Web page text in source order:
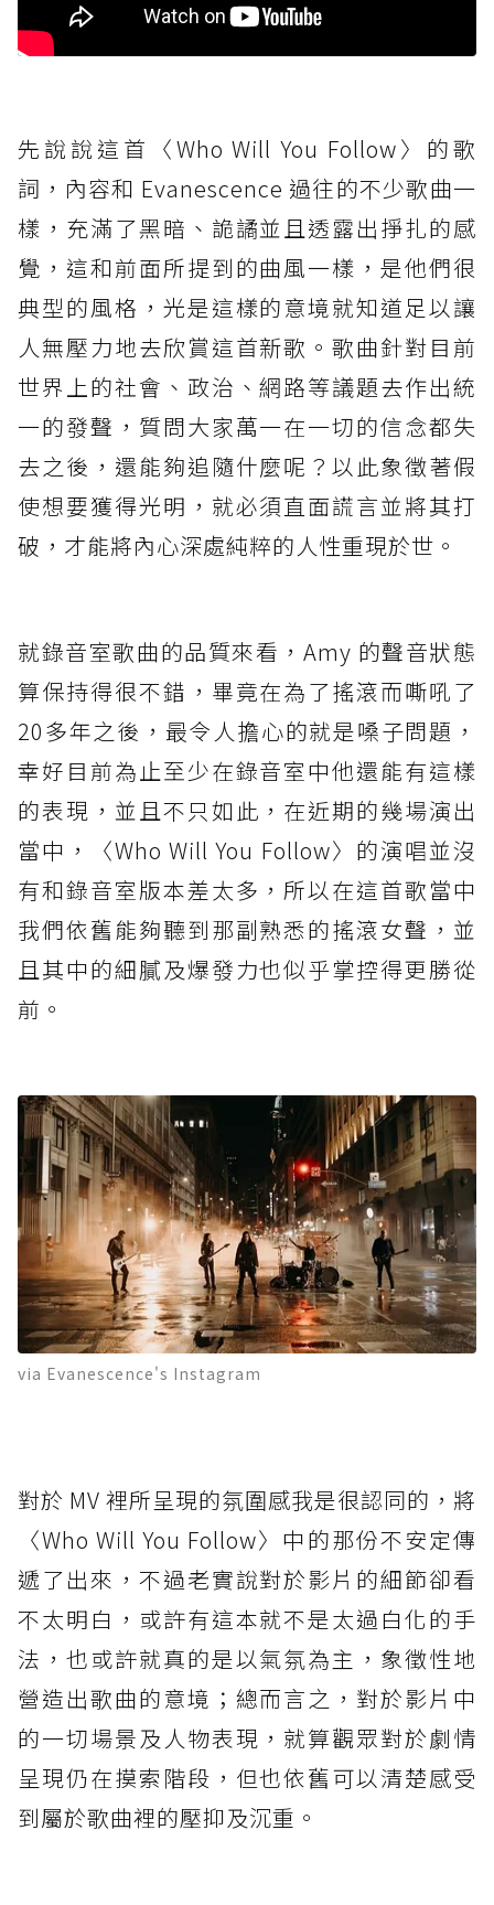
先說說這首〈Who Will You Follow〉的歌
詞，內容和 Evanescence 過往的不少歌曲一
樣，充滿了黑暗、詭譎並且透露出掙扎的感
覺，這和前面所提到的曲風一樣，是他們很
典型的風格，光是這樣的意境就知道足以讓
人無壓力地去欣賞這首新歌。歌曲針對目前
世界上的社會、政治、網路等議題去作出統
一的發聲，質問大家萬一在一切的信念都失
去之後，還能夠追隨什麼呢？以此象徵著假
使想要獲得光明，就必須直面謊言並將其打
破，才能將內心深處純粹的人性重現於世。
就錄音室歌曲的品質來看，Amy 的聲音狀態
算保持得很不錯，畢竟在為了搖滾而嘶吼了
20多年之後，最令人擔心的就是嗓子問題，
幸好目前為止至少在錄音室中他還能有這樣
的表現，並且不只如此，在近期的幾場演出
當中，〈Who Will You Follow〉的演唱並沒
有和錄音室版本差太多，所以在這首歌當中
我們依舊能夠聽到那副熟悉的搖滾女聲，並
且其中的細膩及爆發力也似乎掌控得更勝從
前。
via Evanescence's Instagram
對於 MV 裡所呈現的氛圍感我是很認同的，將
〈Who Will You Follow〉中的那份不安定傳
遞了出來，不過老實說對於影片的細節卻看
不太明白，或許有這本就不是太過白化的手
法，也或許就真的是以氣氛為主，象徵性地
營造出歌曲的意境；總而言之，對於影片中
的一切場景及人物表現，就算觀眾對於劇情
呈現仍在摸索階段，但也依舊可以清楚感受
到屬於歌曲裡的壓抑及沉重。